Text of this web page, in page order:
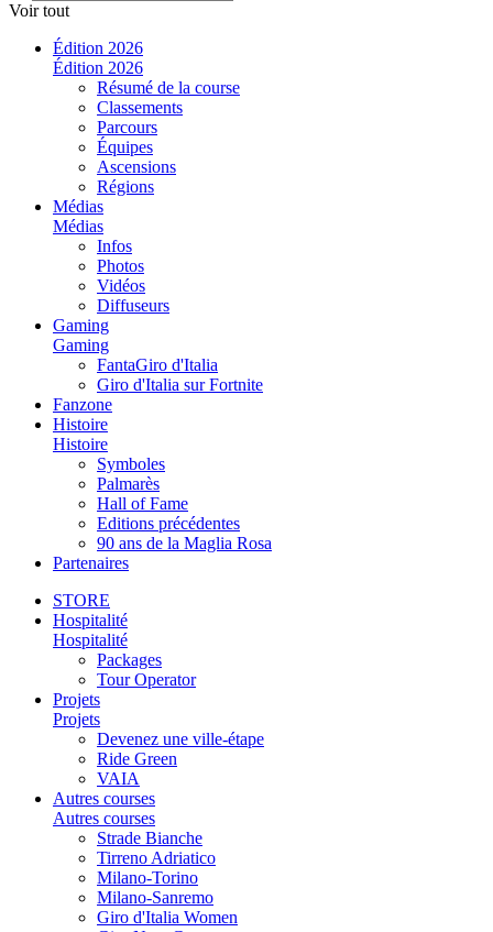
Voir tout
Édition 2026
Édition 2026
Résumé de la course
Classements
Parcours
Équipes
Ascensions
Régions
Médias
Médias
Infos
Photos
Vidéos
Diffuseurs
Gaming
Gaming
FantaGiro d'Italia
Giro d'Italia sur Fortnite
Fanzone
Histoire
Histoire
Symboles
Palmarès
Hall of Fame
Editions précédentes
90 ans de la Maglia Rosa
Partenaires
STORE
Hospitalité
Hospitalité
Packages
Tour Operator
Projets
Projets
Devenez une ville-étape
Ride Green
VAIA
Autres courses
Autres courses
Strade Bianche
Tirreno Adriatico
Milano-Torino
Milano-Sanremo
Giro d'Italia Women